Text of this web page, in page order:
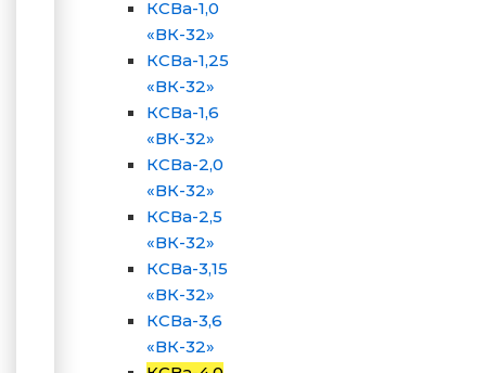
КСВа-1,0
«ВК-32»
КСВа-1,25
«ВК-32»
КСВа-1,6
«ВК-32»
КСВа-2,0
«ВК-32»
КСВа-2,5
«ВК-32»
КСВа-3,15
«ВК-32»
КСВа-3,6
«ВК-32»